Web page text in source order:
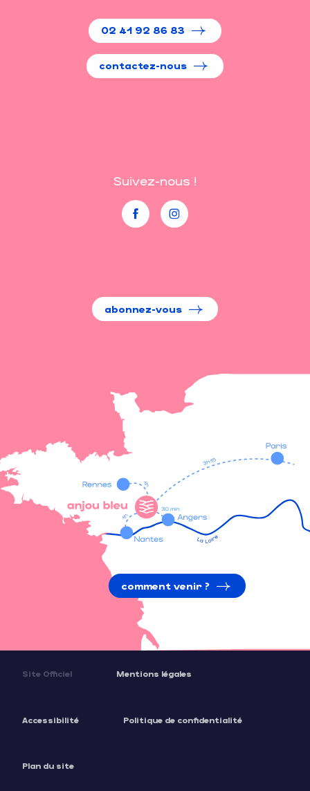
02 41 92 86 83
contactez-nous
Suivez-nous !
abonnez-vous
comment venir ?
Site Officiel Mentions légales
Accessibilité Politique de confidentialité
Plan du site